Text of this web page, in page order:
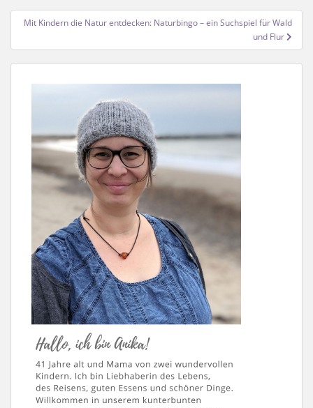
Mit Kindern die Natur entdecken: Naturbingo – ein Suchspiel für Wald
und Flur